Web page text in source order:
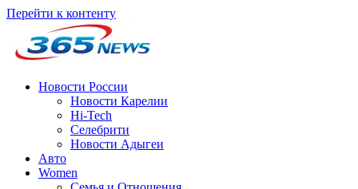
Перейти к контенту
Новости России
Новости Карелии
Hi-Tech
Селебрити
Новости Адыгеи
Авто
Women